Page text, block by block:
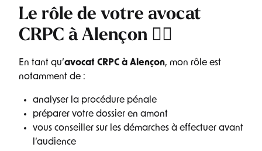
Le rôle de votre avocat
CRPC à Alençon 🧑‍⚖️
En tant qu’avocat CRPC à Alençon, mon rôle est
notamment de :
analyser la procédure pénale
préparer votre dossier en amont
vous conseiller sur les démarches à effectuer avant
l’audience